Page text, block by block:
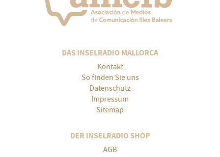
DAS INSELRADIO MALLORCA
Kontakt
So finden Sie uns
Datenschutz
Impressum
Sitemap
DER INSELRADIO SHOP
AGB